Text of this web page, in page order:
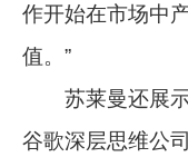
作开始在市场中
值。”
苏莱曼还展示
谷歌深层思维公